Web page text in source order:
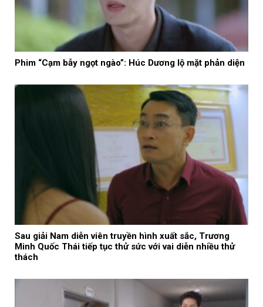
Phim “Cạm bẫy ngọt ngào”: Húc Dương lộ mặt phản diện
Sau giải Nam diễn viên truyền hình xuất sắc, Trương
Minh Quốc Thái tiếp tục thử sức với vai diễn nhiều thử
thách